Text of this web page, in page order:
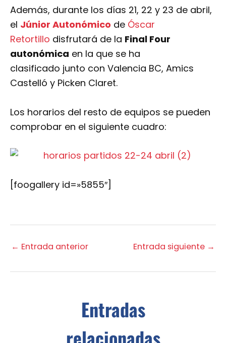
Además, durante los días 21, 22 y 23 de abril,
el Júnior Autonómico de Óscar
Retortillo disfrutará de la Final Four
autonómica en la que se ha
clasificado junto con Valencia BC, Amics
Castelló y Picken Claret.
Los horarios del resto de equipos se pueden
comprobar en el siguiente cuadro:
[foogallery id=»5855″]
← Entrada anterior Entrada siguiente →
Entradas